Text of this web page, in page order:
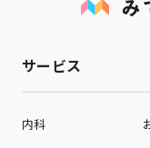
サービス
内科